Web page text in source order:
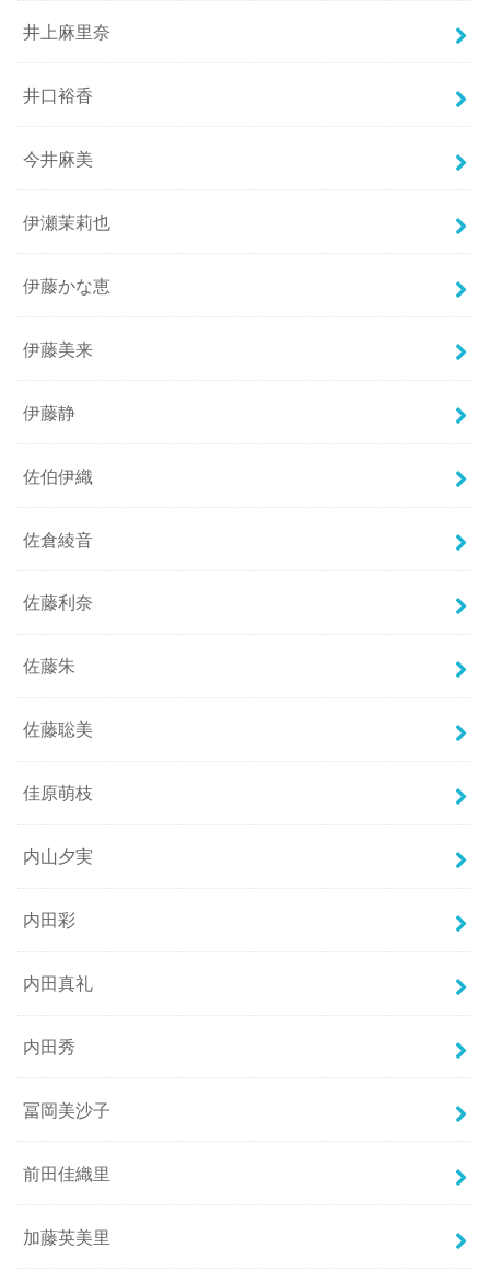
井上麻里奈
井口裕香
今井麻美
伊瀬茉莉也
伊藤かな恵
伊藤美来
伊藤静
佐伯伊織
佐倉綾音
佐藤利奈
佐藤朱
佐藤聡美
佳原萌枝
内山夕実
内田彩
内田真礼
内田秀
冨岡美沙子
前田佳織里
加藤英美里